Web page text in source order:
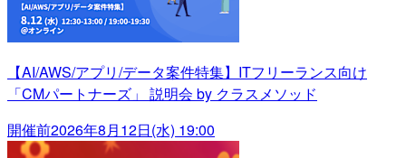
【AI/AWS/アプリ/データ案件特集】ITフリーランス向け
「CMパートナーズ」 説明会 by クラスメソッド
開催前2026年8月12日(水) 19:00